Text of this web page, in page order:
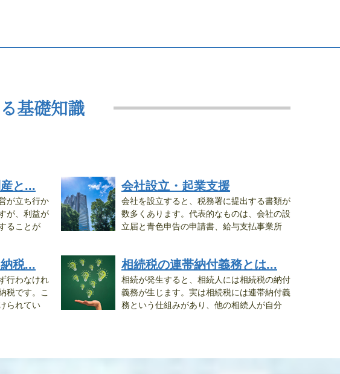
基礎知識
と...
が立ち行か
が、利益が
ることが
会社設立・起業支援
会社を設立すると、税務署に提出する書類が
数多くあります。代表的なものは、会社の設
立届と青色申告の申請書、給与支払事業所
税...
行わなけれ
税です。こ
られてい
相続税の連帯納付義務とは...
相続が発生すると、相続人には相続税の納付
義務が生じます。実は相続税には連帯納付義
務という仕組みがあり、他の相続人が自分